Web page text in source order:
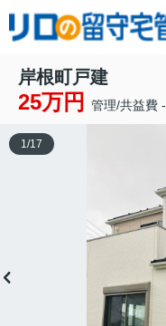
岸根町戸建
25万円 管理/共益費 -
1 /17